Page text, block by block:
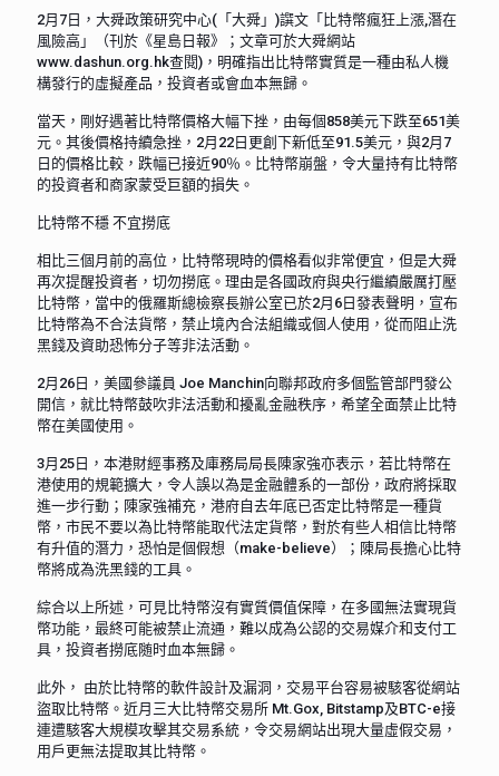
2月7日，大舜政策研究中心(「大舜」)譔文「比特幣瘋狂上漲,潛在
風險高」（刊於《星島日報》；文章可於大舜網站
www.dashun.org.hk查閱)，明確指出比特幣實質是一種由私人機
構發行的虛擬產品，投資者或會血本無歸。
當天，剛好遇著比特幣價格大幅下挫，由每個858美元下跌至651美
元。其後價格持續急挫，2月22日更創下新低至91.5美元，與2月7
日的價格比較，跌幅已接近90％。比特幣崩盤，令大量持有比特幣
的投資者和商家蒙受巨額的損失。
比特幣不穩 不宜撈底
相比三個月前的高位，比特幣現時的價格看似非常便宜，但是大舜
再次提醒投資者，切勿撈底。理由是各國政府與央行繼續嚴厲打壓
比特幣，當中的俄羅斯總檢察長辦公室已於2月6日發表聲明，宣布
比特幣為不合法貨幣，禁止境內合法組織或個人使用，從而阻止洗
黑錢及資助恐怖分子等非法活動。
2月26日，美國參議員 Joe Manchin向聯邦政府多個監管部門發公
開信，就比特幣鼓吹非法活動和擾亂金融秩序，希望全面禁止比特
幣在美國使用。
3月25日，本港財經事務及庫務局局長陳家強亦表示，若比特幣在
港使用的規範擴大，令人誤以為是金融體系的一部份，政府將採取
進一步行動；陳家強補充，港府自去年底已否定比特幣是一種貨
幣，市民不要以為比特幣能取代法定貨幣，對於有些人相信比特幣
有升值的潛力，恐怕是個假想（make-believe）；陳局長擔心比特
幣將成為洗黑錢的工具。
綜合以上所述，可見比特幣沒有實質價值保障，在多國無法實現貨
幣功能，最終可能被禁止流通，難以成為公認的交易媒介和支付工
具，投資者撈底随时血本無歸。
此外， 由於比特幣的軟件設計及漏洞，交易平台容易被駭客從網站
盜取比特幣。近月三大比特幣交易所 Mt.Gox, Bitstamp及BTC-e接
連遭駭客大規模攻擊其交易系統，令交易網站出現大量虛假交易，
用戶更無法提取其比特幣。